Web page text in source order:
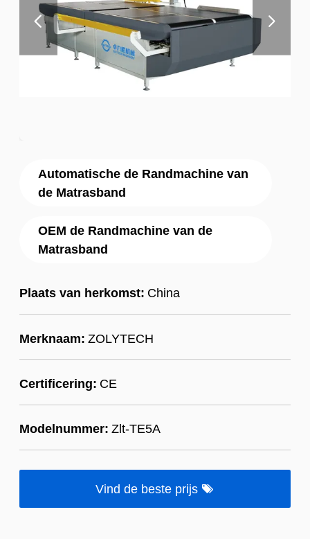
Automatische de Randmachine van
de Matrasband
OEM de Randmachine van de
Matrasband
Plaats van herkomst: China
Merknaam: ZOLYTECH
Certificering: CE
Modelnummer: Zlt-TE5A
Vind de beste prijs